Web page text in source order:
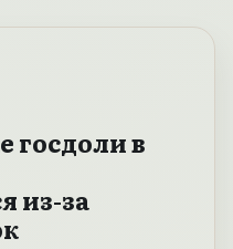
госдоли в
из-за